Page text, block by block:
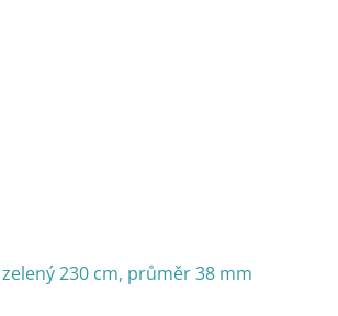
230 cm, průměr 38 mm